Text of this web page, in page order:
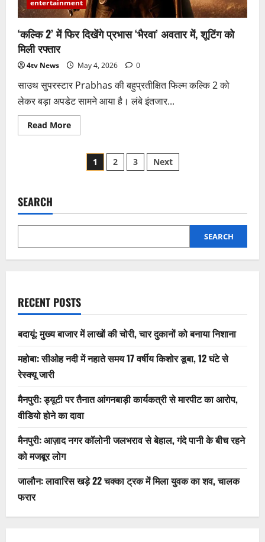
entertainment
‘कल्कि 2’ में फिर दिखेंगे प्रभास ‘भैरवा’ अवतार में, शूटिंग को
मिली रफ्तार
4tv News May 4, 2026 0
साउथ सुपरस्टार Prabhas की बहुप्रतीक्षित फिल्म कल्कि 2 को
लेकर बड़ा अपडेट सामने आया है। लंबे इंतजार...
Read MoreRead
more
में,
शूटिंग
रफ्तार
Posts
1 2 3 Next
SEARCH
SEARCH
RECENT POSTS
बदायूं: मुख्य बाजार में लाखों की चोरी, चार दुकानों को बनाया निशाना
महोबा: सीओह नदी में नहाते समय 17 वर्षीय किशोर डूबा, 12 घंटे से
रेस्क्यू जारी
मैनपुरी: ड्यूटी पर तैनात आंगनबाड़ी कार्यकत्री से मारपीट का आरोप,
वीडियो होने का दावा
मैनपुरी: आज़ाद नगर कॉलोनी जलभराव से बेहाल, गंदे पानी के बीच रहने
को मजबूर लोग
जालौन: लावारिस खड़े 22 चक्का ट्रक में मिला युवक का शव, चालक
फरार